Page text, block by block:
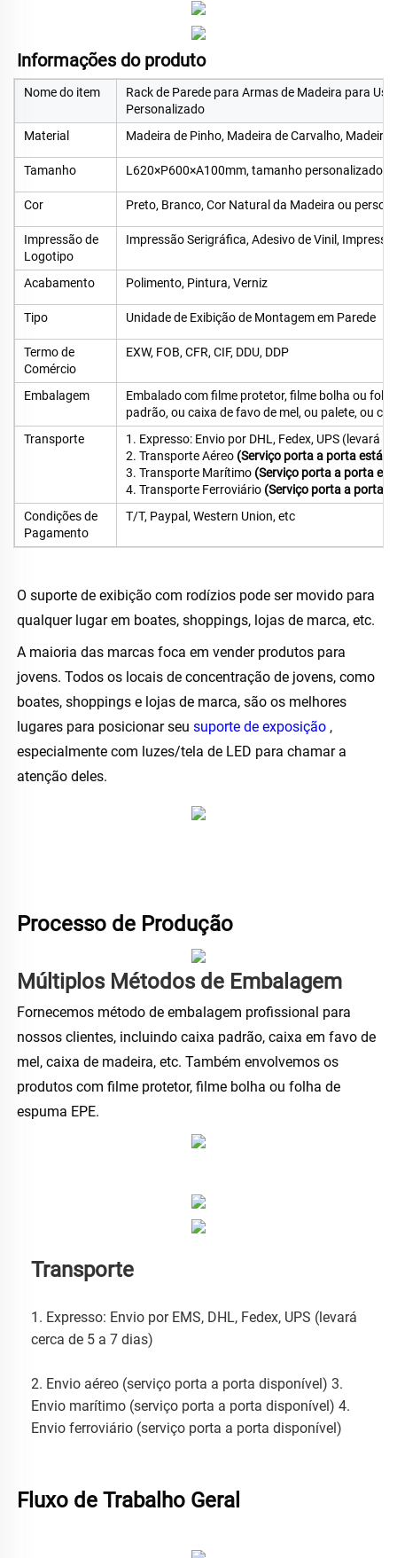
Informações do produto
Nome do item
Rack de Parede para Armas de Madeira para
Personalizado
Material
Madeira de Pinho, Madeira de Carvalho, Madeira
Tamanho L620×P600×A100mm, tamanho personalizado
Cor Preto, Branco, Cor Natural da Madeira ou
Impressão de
Logotipo
Impressão Serigráfica, Adesivo de Vinil,
Acabamento Polimento, Pintura, Verniz
Tipo Unidade de Exibição de Montagem em Parede
Termo de
Comércio
EXW, FOB, CFR, CIF, DDU, DDP
Embalagem
Embalado com filme protetor, filme bolha ou
padrão, ou caixa de favo de mel, ou palete, ou
Transporte
1. Expresso: Envio por DHL, Fedex, UPS (levará
2. Transporte Aéreo (Serviço porta a porta está
3. Transporte Marítimo (Serviço porta a porta
4. Transporte Ferroviário (Serviço porta a porta
Condições de
Pagamento
T/T, Paypal, Western Union, etc
O suporte de exibição com rodízios pode ser movido para
qualquer lugar em boates, shoppings, lojas de marca, etc.
A maioria das marcas foca em vender produtos para
jovens. Todos os locais de concentração de jovens, como
boates, shoppings e lojas de marca, são os melhores
lugares para posicionar seu suporte de exposição ,
especialmente com luzes/tela de LED para chamar a
atenção deles.
Processo de Produção
Múltiplos Métodos de Embalagem
Fornecemos método de embalagem profissional para
nossos clientes, incluindo caixa padrão, caixa em favo de
mel, caixa de madeira, etc. Também envolvemos os
produtos com filme protetor, filme bolha ou folha de
espuma EPE.
Transporte
1. Expresso: Envio por EMS, DHL, Fedex, UPS (levará
cerca de 5 a 7 dias)
2. Envio aéreo (serviço porta a porta disponível) 3.
Envio marítimo (serviço porta a porta disponível) 4.
Envio ferroviário (serviço porta a porta disponível)
Fluxo de Trabalho Geral